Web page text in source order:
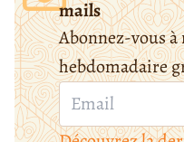
mails
Abonnez-vous
hebdomadaire